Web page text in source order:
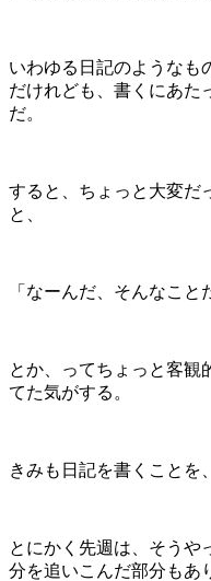
いわゆる日記のようなも
だけれども、書くにあた
だ。
すると、ちょっと大変だ
と、
「なーんだ、そんなこと
とか、ってちょっと客観
てた気がする。
きみも日記を書くことを
とにかく先週は、そうや
分を追いこんだ部分もあ